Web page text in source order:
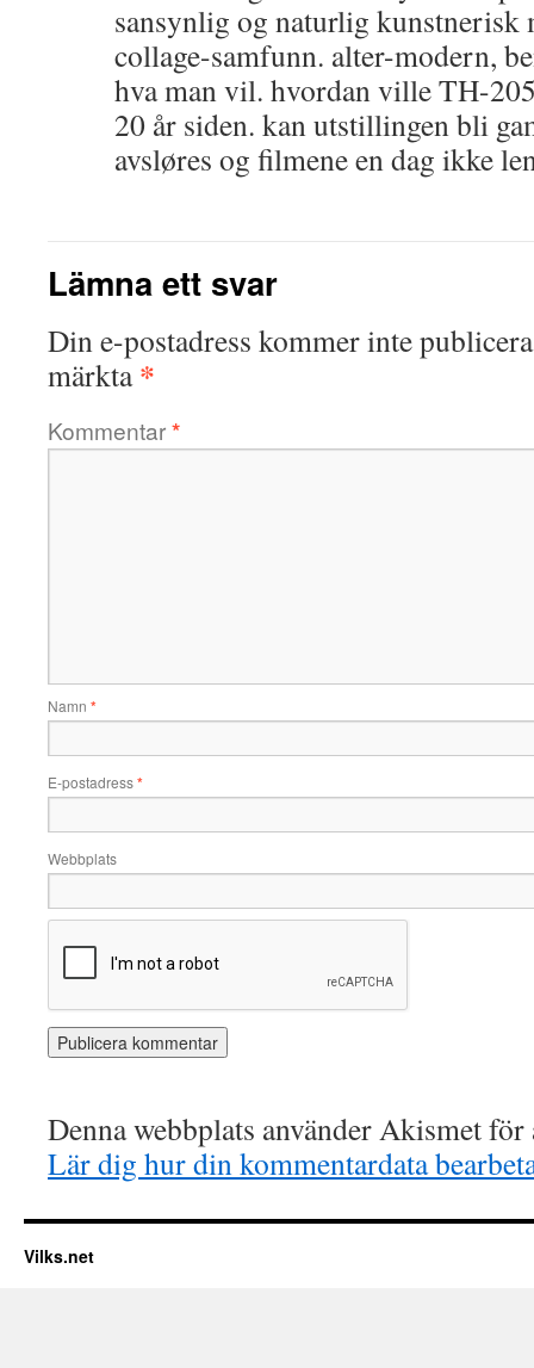
sansynlig og naturlig kunstnerisk
collage-samfunn. alter-modern,
hva man vil. hvordan ville TH-
20 år siden. kan utstillingen bli
avsløres og filmene en dag ikke
Lämna ett svar
Din e-postadress kommer inte
märkta*
Kommentar*
Namn *
E-postadress*
Webbplats
Denna webbplats använder Akismet
Lär dig hur din kommentardata
Vilks.net